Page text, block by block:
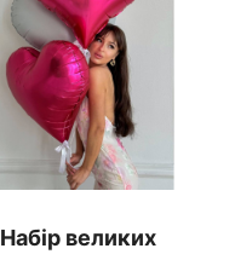
Набір великих